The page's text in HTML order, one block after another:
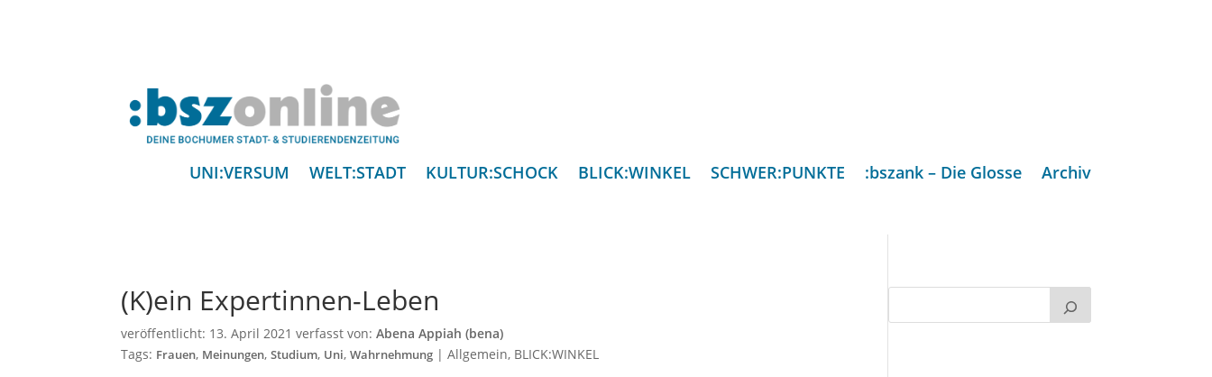
UNI:VERSUM WELT:STADT KULTUR:SCHOCK BLICK:WINKEL SCHWER:PUNKTE :bszank – Die Glosse Archiv
(K)ein Expertinnen-Leben
veröffentlicht: 13. April 2021 verfasst von:Abena Appiah (bena)
Tags: Frauen, Meinungen,Studium, Uni,Wahrnehmung |Allgemein, BLICK:WINKEL